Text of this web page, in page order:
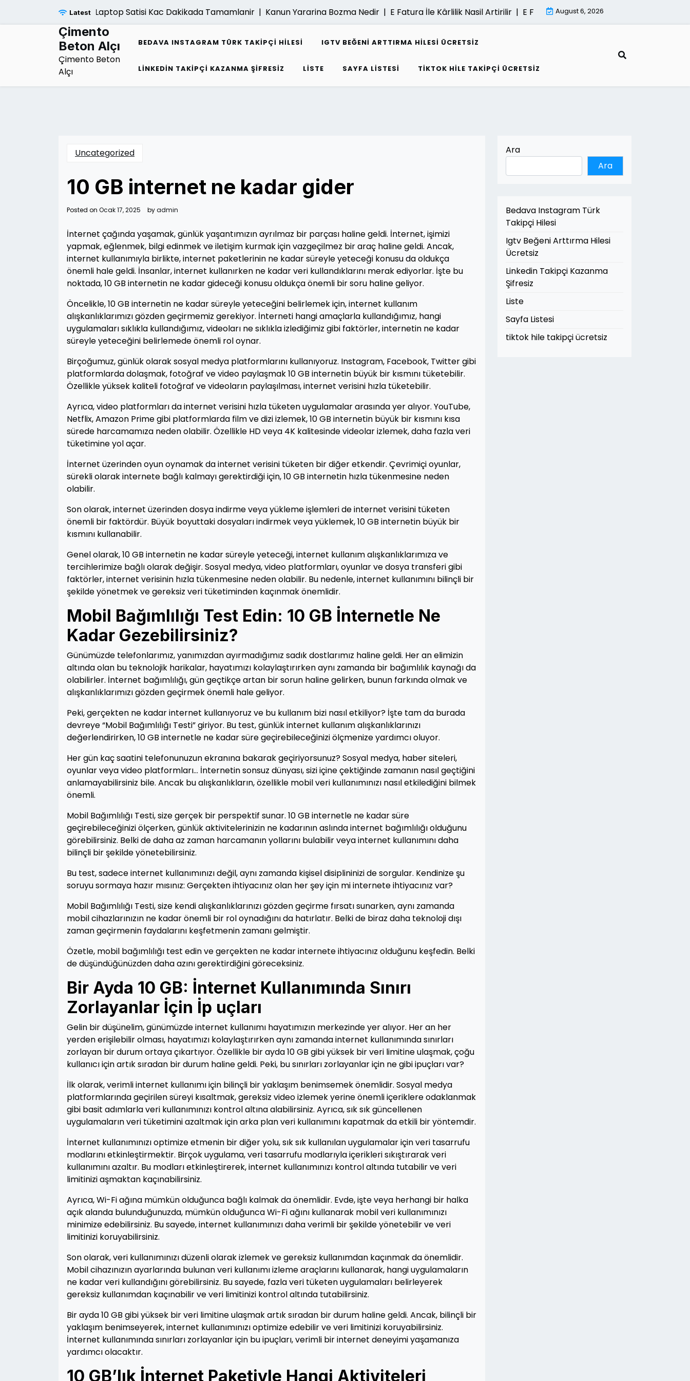
Latest
Laptop Satisi Kac Dakikada Tamamlanir |Kanun Yararina Bozma Nedir |E Fatura İle Kârlilik Nasil Artirilir |E Fatura İle Kârlilik Nasil Artirilir |
August 6, 2026
Çimento
Beton Alçı
Çimento Beton
Alçı
BEDAVA INSTAGRAM TÜRK TAKIPÇI HILESI IGTV BEĞENI ARTTIRMA HILESI ÜCRETSIZ
LINKEDIN TAKIPÇI KAZANMA ŞIFRESIZ LISTE SAYFA LISTESI TIKTOK HILE TAKIPÇI ÜCRETSIZ
Uncategorized
10 GB internet ne kadar gider
Posted on Ocak 17, 2025 byadmin
İnternet çağında yaşamak, günlük yaşantımızın ayrılmaz bir parçası haline geldi. İnternet, işimizi
yapmak, eğlenmek, bilgi edinmek ve iletişim kurmak için vazgeçilmez bir araç haline geldi. Ancak,
internet kullanımıyla birlikte, internet paketlerinin ne kadar süreyle yeteceği konusu da oldukça
önemli hale geldi. İnsanlar, internet kullanırken ne kadar veri kullandıklarını merak ediyorlar. İşte bu
noktada, 10 GB internetin ne kadar gideceği konusu oldukça önemli bir soru haline geliyor.
Öncelikle, 10 GB internetin ne kadar süreyle yeteceğini belirlemek için, internet kullanım
alışkanlıklarımızı gözden geçirmemiz gerekiyor. İnterneti hangi amaçlarla kullandığımız, hangi
uygulamaları sıklıkla kullandığımız, videoları ne sıklıkla izlediğimiz gibi faktörler, internetin ne kadar
süreyle yeteceğini belirlemede önemli rol oynar.
Birçoğumuz, günlük olarak sosyal medya platformlarını kullanıyoruz. Instagram, Facebook, Twitter gibi
platformlarda dolaşmak, fotoğraf ve video paylaşmak 10 GB internetin büyük bir kısmını tüketebilir.
Özellikle yüksek kaliteli fotoğraf ve videoların paylaşılması, internet verisini hızla tüketebilir.
Ayrıca, video platformları da internet verisini hızla tüketen uygulamalar arasında yer alıyor. YouTube,
Netflix, Amazon Prime gibi platformlarda film ve dizi izlemek, 10 GB internetin büyük bir kısmını kısa
sürede harcamamıza neden olabilir. Özellikle HD veya 4K kalitesinde videolar izlemek, daha fazla veri
tüketimine yol açar.
İnternet üzerinden oyun oynamak da internet verisini tüketen bir diğer etkendir. Çevrimiçi oyunlar,
sürekli olarak internete bağlı kalmayı gerektirdiği için, 10 GB internetin hızla tükenmesine neden
olabilir.
Son olarak, internet üzerinden dosya indirme veya yükleme işlemleri de internet verisini tüketen
önemli bir faktördür. Büyük boyuttaki dosyaları indirmek veya yüklemek, 10 GB internetin büyük bir
kısmını kullanabilir.
Genel olarak, 10 GB internetin ne kadar süreyle yeteceği, internet kullanım alışkanlıklarımıza ve
tercihlerimize bağlı olarak değişir. Sosyal medya, video platformları, oyunlar ve dosya transferi gibi
faktörler, internet verisinin hızla tükenmesine neden olabilir. Bu nedenle, internet kullanımını bilinçli bir
şekilde yönetmek ve gereksiz veri tüketiminden kaçınmak önemlidir.
Mobil Bağımlılığı Test Edin: 10 GB İnternetle Ne
Kadar Gezebilirsiniz?
Günümüzde telefonlarımız, yanımızdan ayırmadığımız sadık dostlarımız haline geldi. Her an elimizin
altında olan bu teknolojik harikalar, hayatımızı kolaylaştırırken aynı zamanda bir bağımlılık kaynağı da
olabilirler. İnternet bağımlılığı, gün geçtikçe artan bir sorun haline gelirken, bunun farkında olmak ve
alışkanlıklarımızı gözden geçirmek önemli hale geliyor.
Peki, gerçekten ne kadar internet kullanıyoruz ve bu kullanım bizi nasıl etkiliyor? İşte tam da burada
devreye “Mobil Bağımlılığı Testi” giriyor. Bu test, günlük internet kullanım alışkanlıklarınızı
değerlendirirken, 10 GB internetle ne kadar süre geçirebileceğinizi ölçmenize yardımcı oluyor.
Her gün kaç saatini telefonunuzun ekranına bakarak geçiriyorsunuz? Sosyal medya, haber siteleri,
oyunlar veya video platformları… İnternetin sonsuz dünyası, sizi içine çektiğinde zamanın nasıl geçtiğini
anlamayabilirsiniz bile. Ancak bu alışkanlıkların, özellikle mobil veri kullanımınızı nasıl etkilediğini bilmek
önemli.
Mobil Bağımlılığı Testi, size gerçek bir perspektif sunar. 10 GB internetle ne kadar süre
geçirebileceğinizi ölçerken, günlük aktivitelerinizin ne kadarının aslında internet bağımlılığı olduğunu
görebilirsiniz. Belki de daha az zaman harcamanın yollarını bulabilir veya internet kullanımını daha
bilinçli bir şekilde yönetebilirsiniz.
Bu test, sadece internet kullanımınızı değil, aynı zamanda kişisel disiplininizi de sorgular. Kendinize şu
soruyu sormaya hazır mısınız: Gerçekten ihtiyacınız olan her şey için mi internete ihtiyacınız var?
Mobil Bağımlılığı Testi, size kendi alışkanlıklarınızı gözden geçirme fırsatı sunarken, aynı zamanda
mobil cihazlarınızın ne kadar önemli bir rol oynadığını da hatırlatır. Belki de biraz daha teknoloji dışı
zaman geçirmenin faydalarını keşfetmenin zamanı gelmiştir.
Özetle, mobil bağımlılığı test edin ve gerçekten ne kadar internete ihtiyacınız olduğunu keşfedin. Belki
de düşündüğünüzden daha azını gerektirdiğini göreceksiniz.
Bir Ayda 10 GB: İnternet Kullanımında Sınırı
Zorlayanlar İçin İp uçları
Gelin bir düşünelim, günümüzde internet kullanımı hayatımızın merkezinde yer alıyor. Her an her
yerden erişilebilir olması, hayatımızı kolaylaştırırken aynı zamanda internet kullanımında sınırları
zorlayan bir durum ortaya çıkartıyor. Özellikle bir ayda 10 GB gibi yüksek bir veri limitine ulaşmak, çoğu
kullanıcı için artık sıradan bir durum haline geldi. Peki, bu sınırları zorlayanlar için ne gibi ipuçları var?
İlk olarak, verimli internet kullanımı için bilinçli bir yaklaşım benimsemek önemlidir. Sosyal medya
platformlarında geçirilen süreyi kısaltmak, gereksiz video izlemek yerine önemli içeriklere odaklanmak
gibi basit adımlarla veri kullanımınızı kontrol altına alabilirsiniz. Ayrıca, sık sık güncellenen
uygulamaların veri tüketimini azaltmak için arka plan veri kullanımını kapatmak da etkili bir yöntemdir.
İnternet kullanımınızı optimize etmenin bir diğer yolu, sık sık kullanılan uygulamalar için veri tasarrufu
modlarını etkinleştirmektir. Birçok uygulama, veri tasarrufu modlarıyla içerikleri sıkıştırarak veri
kullanımını azaltır. Bu modları etkinleştirerek, internet kullanımınızı kontrol altında tutabilir ve veri
limitinizi aşmaktan kaçınabilirsiniz.
Ayrıca, Wi-Fi ağına mümkün olduğunca bağlı kalmak da önemlidir. Evde, işte veya herhangi bir halka
açık alanda bulunduğunuzda, mümkün olduğunca Wi-Fi ağını kullanarak mobil veri kullanımınızı
minimize edebilirsiniz. Bu sayede, internet kullanımınızı daha verimli bir şekilde yönetebilir ve veri
limitinizi koruyabilirsiniz.
Son olarak, veri kullanımınızı düzenli olarak izlemek ve gereksiz kullanımdan kaçınmak da önemlidir.
Mobil cihazınızın ayarlarında bulunan veri kullanımı izleme araçlarını kullanarak, hangi uygulamaların
ne kadar veri kullandığını görebilirsiniz. Bu sayede, fazla veri tüketen uygulamaları belirleyerek
gereksiz kullanımdan kaçınabilir ve veri limitinizi kontrol altında tutabilirsiniz.
Bir ayda 10 GB gibi yüksek bir veri limitine ulaşmak artık sıradan bir durum haline geldi. Ancak, bilinçli bir
yaklaşım benimseyerek, internet kullanımınızı optimize edebilir ve veri limitinizi koruyabilirsiniz.
İnternet kullanımında sınırları zorlayanlar için bu ipuçları, verimli bir internet deneyimi yaşamanıza
yardımcı olacaktır.
10 GB’lık İnternet Paketiyle Hangi Aktiviteleri
Ara
Ara
Bedava Instagram Türk
Takipçi Hilesi
Igtv Beğeni Arttırma Hilesi
Ücretsiz
Linkedin Takipçi Kazanma
Şifresiz
Liste
Sayfa Listesi
tiktok hile takipçi ücretsiz